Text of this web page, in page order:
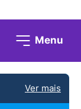
Menu
Ver mais